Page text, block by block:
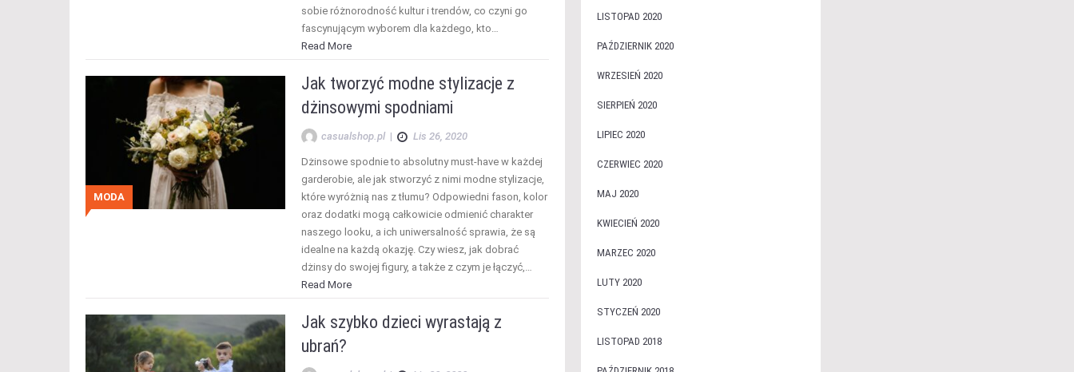
sobie różnorodność kultur i trendów, co czyni go
fascynującym wyborem dla każdego, kto…
Read More
MODA
Jak tworzyć modne stylizacje z
dżinsowymi spodniami
casualshop.pl | Lis 26, 2020
Dżinsowe spodnie to absolutny must-have w każdej
garderobie, ale jak stworzyć z nimi modne stylizacje,
które wyróżnią nas z tłumu? Odpowiedni fason, kolor
oraz dodatki mogą całkowicie odmienić charakter
naszego looku, a ich uniwersalność sprawia, że są
idealne na każdą okazję. Czy wiesz, jak dobrać
dżinsy do swojej figury, a także z czym je łączyć,…
Read More
Jak szybko dzieci wyrastają z
ubrań?
LISTOPAD 2020
PAŹDZIERNIK 2020
WRZESIEŃ 2020
SIERPIEŃ 2020
LIPIEC 2020
CZERWIEC 2020
MAJ 2020
KWIECIEŃ 2020
MARZEC 2020
LUTY 2020
STYCZEŃ 2020
LISTOPAD 2018